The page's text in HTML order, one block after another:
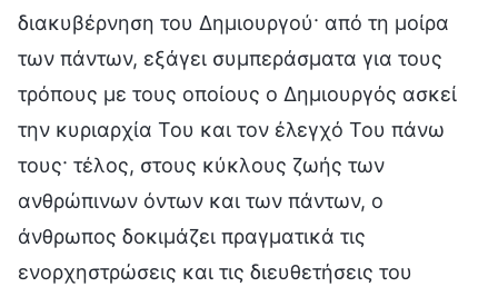
διακυβέρνηση του Δημιουργού· από τη μοίρα
των πάντων, εξάγει συμπεράσματα για τους
τρόπους με τους οποίους ο Δημιουργός ασκεί
την κυριαρχία Του και τον έλεγχό Του πάνω
τους· τέλος, στους κύκλους ζωής των
ανθρώπινων όντων και των πάντων, ο
άνθρωπος δοκιμάζει πραγματικά τις
ενορχηστρώσεις και τις διευθετήσεις του